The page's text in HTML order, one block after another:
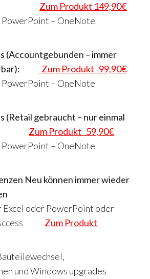
Zum Produkt 149,90€
PowerPoint – OneNote
(Accountgebunden – immer
Zum Produkt 99,90€
PowerPoint – OneNote
(Retail gebraucht – nur einmal
Zum Produkt 59,90€
PowerPoint – OneNote
Neu können immer wieder
Excel oder PowerPoint oder
Access Zum Produkt
und Windows upgrades